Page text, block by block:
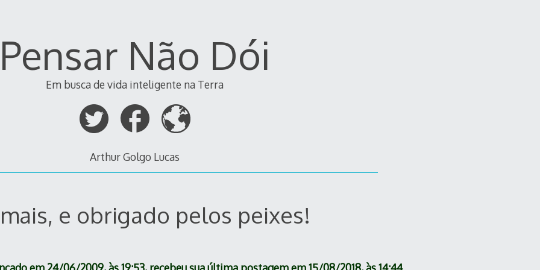
Pensar Não Dói
Em busca de vida inteligente na Terra
Arthur Golgo Lucas
e obrigado pelos peixes!